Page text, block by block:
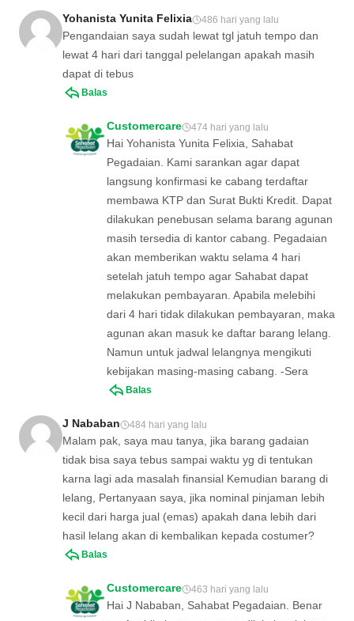
Yohanista Yunita Felixia 486 hari yang lalu
Pengandaian saya sudah lewat tgl jatuh tempo dan
lewat 4 hari dari tanggal pelelangan apakah masih
dapat di tebus
Balas
Customercare 474 hari yang lalu
Hai Yohanista Yunita Felixia, Sahabat
Pegadaian. Kami sarankan agar dapat
langsung konfirmasi ke cabang terdaftar
membawa KTP dan Surat Bukti Kredit. Dapat
dilakukan penebusan selama barang agunan
masih tersedia di kantor cabang. Pegadaian
akan memberikan waktu selama 4 hari
setelah jatuh tempo agar Sahabat dapat
melakukan pembayaran. Apabila melebihi
dari 4 hari tidak dilakukan pembayaran, maka
agunan akan masuk ke daftar barang lelang.
Namun untuk jadwal lelangnya mengikuti
kebijakan masing-masing cabang. -Sera
Balas
J Nababan 484 hari yang lalu
Malam pak, saya mau tanya, jika barang gadaian
tidak bisa saya tebus sampai waktu yg di tentukan
karna lagi ada masalah finansial Kemudian barang di
lelang, Pertanyaan saya, jika nominal pinjaman lebih
kecil dari harga jual (emas) apakah dana lebih dari
hasil lelang akan di kembalikan kepada costumer?
Balas
Customercare 463 hari yang lalu
Hai J Nababan, Sahabat Pegadaian. Benar